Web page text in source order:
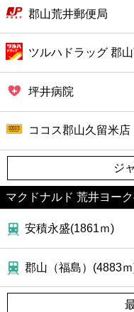
公共
病院
郡山荒井郵便局
ツルハドラッグ 郡
坪井病院
ココス郡山久留米店
ジ
マクドナルド 荒井ヨー
安積永盛(1861ｍ)
郡山（福島）(4883